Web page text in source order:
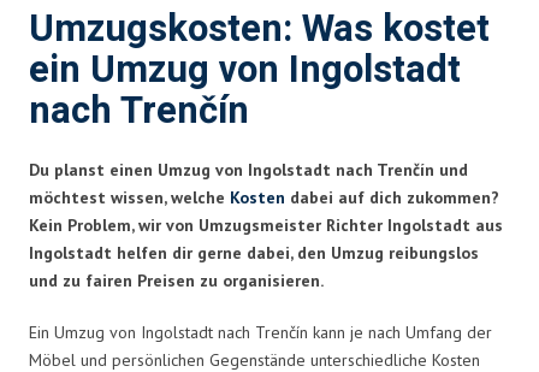
Umzugskosten: Was kostet
ein Umzug von Ingolstadt
nach Trenčín
Du planst einen Umzug von Ingolstadt nach Trenčín und
möchtest wissen, welche Kosten dabei auf dich zukommen?
Kein Problem, wir von Umzugsmeister Richter Ingolstadt aus
Ingolstadt helfen dir gerne dabei, den Umzug reibungslos
und zu fairen Preisen zu organisieren.
Ein Umzug von Ingolstadt nach Trenčín kann je nach Umfang der
Möbel und persönlichen Gegenstände unterschiedliche Kosten